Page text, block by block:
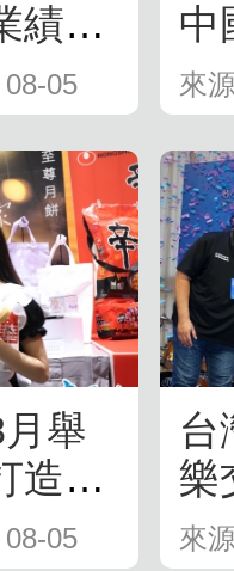
績審
08-05
中
周
來
舉
造盛
08-05
樂
音
來